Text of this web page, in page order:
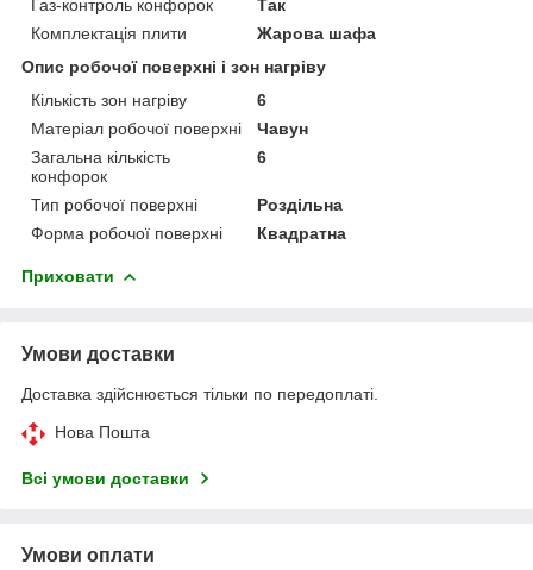
Газ-контроль конфорок
Так
Комплектація плити
Жарова шафа
Опис робочої поверхні і зон нагріву
Кількість зон нагріву
6
Матеріал робочої поверхні
Чавун
Загальна кількість
конфорок
6
Тип робочої поверхні
Роздільна
Форма робочої поверхні
Квадратна
Приховати
Умови доставки
Доставка здійснюється тільки по передоплаті.
Нова Пошта
Всі умови доставки
Умови оплати